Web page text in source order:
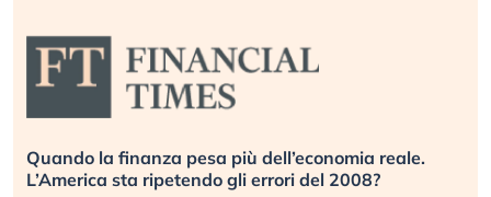
Quando la finanza pesa più dell’economia reale.
L’America sta ripetendo gli errori del 2008?